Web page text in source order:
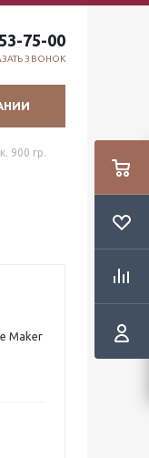
75-00
ЗВОНОК
900 гр.
Maker